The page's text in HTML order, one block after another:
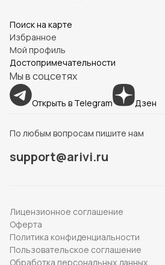
Поиск на карте
Избранное
Мой профиль
Достопримечательности
Мы в соцсетях
Открыть в Telegram Дзен
По любым вопросам пишите нам
support@arivi.ru
Лицензионное соглашение
Оферта
Политика конфиденциальности
Пользовательское соглашение
Обработка персональных данных